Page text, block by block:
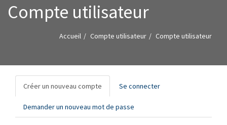
Compte utilisateur
Accueil Compte utilisateur Compte utilisateur
Onglets
principaux
Créer un nouveau compte (onglet
actif)
Se connecter
Demander un nouveau mot de passe